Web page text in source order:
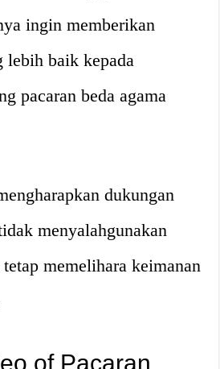
ingin memberikan
lebih baik kepada
pacaran beda agama
dukungan
menyalahgunakan
memelihara keimanan
of Pacaran